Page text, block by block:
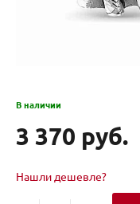
В наличии
3 370 руб.
Нашли дешевле?